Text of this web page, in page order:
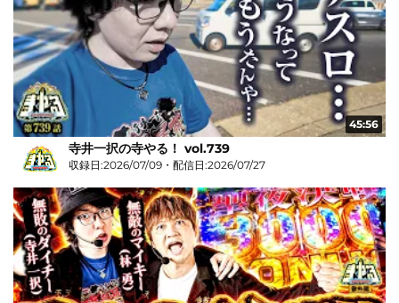
45:56
寺井一択の寺やる！ vol.739
収録日:2026/07/09・配信日:2026/07/27